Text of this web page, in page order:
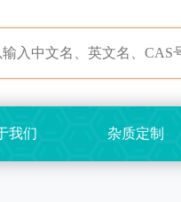
我们 杂质定制